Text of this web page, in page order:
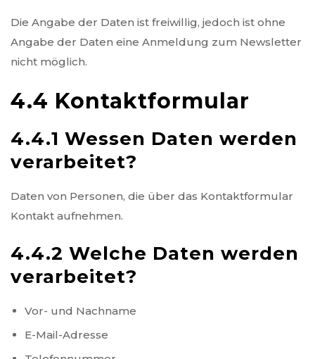
Die Angabe der Daten ist freiwillig, jedoch ist ohne
Angabe der Daten eine Anmeldung zum Newsletter
nicht möglich.
4.4 Kontaktformular
4.4.1 Wessen Daten werden
verarbeitet?
Daten von Personen, die über das Kontaktformular
Kontakt aufnehmen.
4.4.2 Welche Daten werden
verarbeitet?
Vor- und Nachname
E-Mail-Adresse